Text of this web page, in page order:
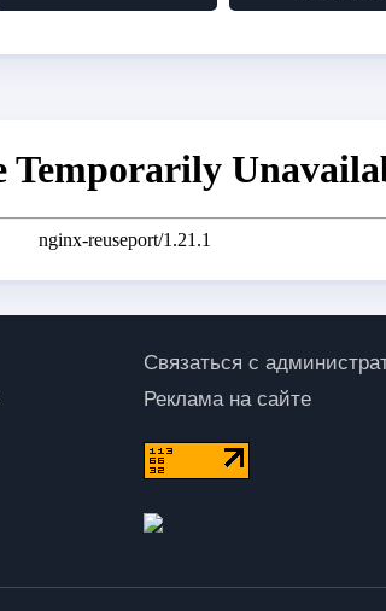
Связаться с
Реклама на сайте